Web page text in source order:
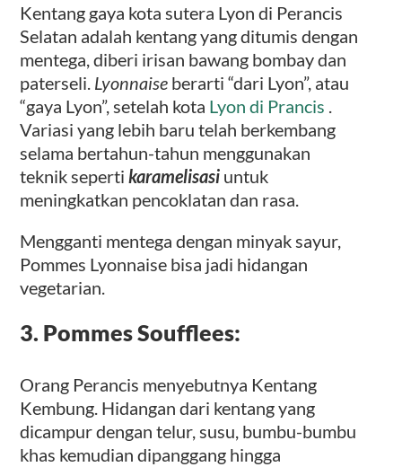
Kentang gaya kota sutera Lyon di Perancis
Selatan adalah kentang yang ditumis dengan
mentega, diberi irisan bawang bombay dan
paterseli. Lyonnaise berarti “dari Lyon”, atau
“gaya Lyon”, setelah kota Lyon di Prancis
Variasi yang lebih baru telah berkembang
selama bertahun-tahun menggunakan
teknik seperti karamelisasi untuk
meningkatkan pencoklatan dan rasa.
Mengganti mentega dengan minyak sayur,
Pommes Lyonnaise bisa jadi hidangan
vegetarian.
3. Pommes Soufflees:
Orang Perancis menyebutnya Kentang
Kembung. Hidangan dari kentang yang
dicampur dengan telur, susu, bumbu-bumbu
khas kemudian dipanggang hingga